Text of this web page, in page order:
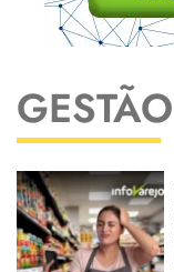
GESTÃO